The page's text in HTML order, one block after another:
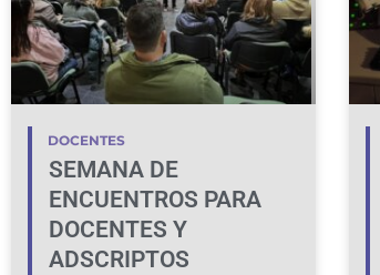
DOCENTES
SEMANA DE
ENCUENTROS PARA
DOCENTES Y
ADSCRIPTOS